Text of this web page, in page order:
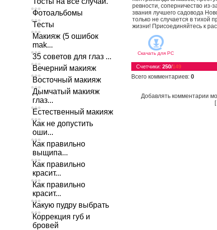
Фотоальбомы
Тесты
Макияж (5 ошибок
mak...
35 советов для глаз ...
Вечерний макияж
Восточный макияж
Дымчатый макияж
глаз...
Естественный макияж
Как не допустить
оши...
Как правильно
выщипа...
Как правильно
красит...
Как правильно
красит...
Какую пудру выбрать
Коррекция губ и
бровей
ревности, соперничество из-
звания лучшего садовода
только не случается в тихой
жизни! Присоединяйтесь к
Скачать для PC
Счетчики: 250/149
Всего комментариев: 0
Добавлять комментарии
[